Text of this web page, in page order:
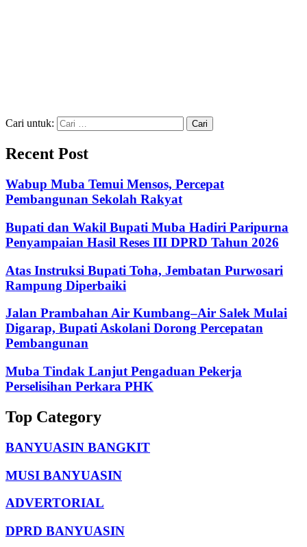
Cari untuk:
Recent Post
Wabup Muba Temui Mensos, Percepat
Pembangunan Sekolah Rakyat
Bupati dan Wakil Bupati Muba Hadiri Paripurna
Penyampaian Hasil Reses III DPRD Tahun 2026
Atas Instruksi Bupati Toha, Jembatan Purwosari
Rampung Diperbaiki
Jalan Prambahan Air Kumbang–Air Salek Mulai
Digarap, Bupati Askolani Dorong Percepatan
Pembangunan
Muba Tindak Lanjut Pengaduan Pekerja
Perselisihan Perkara PHK
Top Category
BANYUASIN BANGKIT
MUSI BANYUASIN
ADVERTORIAL
DPRD BANYUASIN